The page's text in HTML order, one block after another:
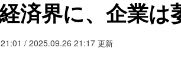
済界に、企業は
/ 2025.09.26 21:17 更新